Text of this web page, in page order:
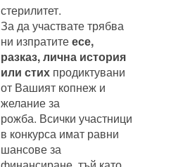
стерилитет.
За да участвате трябва
ни изпратитеесе,
разказ, лична история
или стих продиктувани
от Вашият копнеж и
желание за
рожба. Всички участници
в конкурса имат равни
шансове за